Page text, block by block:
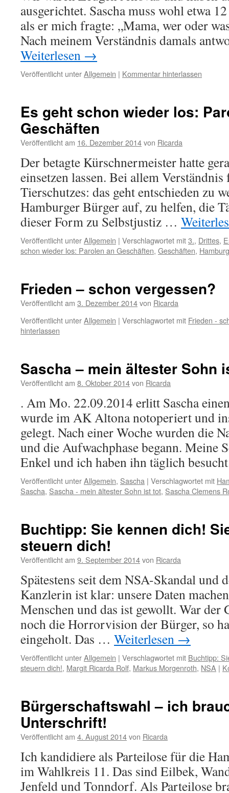
ausgerichtet. Sascha muss wohl etwa
als er mich fragte: „Mama, wer oder
Nach meinem Verständnis damals
Weiterlesen →
Veröffentlicht unterAllgemein | Kommentar hinterlassen
Es geht schon wieder los:
Geschäften
Veröffentlicht am 16. Dezember 2014von Ricarda
Der betagte Kürschnermeister hatte
einsetzen lassen. Bei allem
Tierschutzes: das geht entschieden zu
Hamburger Bürger auf, zu helfen, die
dieser Form zu Selbstjustiz …
Veröffentlicht unterAllgemein | Verschlagwortet mit3., Drittes,
schon wieder los: Parolen an Geschäften, Geschäften, Hamburg
Frieden – schon vergessen?
Veröffentlicht am 3. Dezember 2014von Ricarda
Veröffentlicht unterAllgemein | Verschlagwortet mit Frieden -
hinterlassen
Sascha – mein ältester Sohn
Veröffentlicht am 8. Oktober 2014von Ricarda
. Am Mo. 22.09.2014 erlitt Sascha
wurde im AK Altona notoperiert und
gelegt. Nach einer Woche wurden die
und die Aufwachphase begann. Meine
Enkel und ich haben ihn täglich
Veröffentlicht unterAllgemein, Sascha | Verschlagwortet mit
Sascha, Sascha - mein ältester Sohn ist tot, Sascha Clemens
Buchtipp: Sie kennen dich!
steuern dich!
Veröffentlicht am 9. September 2014von Ricarda
Spätestens seit dem NSA-Skandal und
Kanzlerin ist klar: unsere Daten
Menschen und das ist gewollt. War der
noch die Horrorvision der Bürger, so
eingeholt. Das … Weiterlesen →
Veröffentlicht unterAllgemein | Verschlagwortet mit Buchtipp:
steuern dich!, Margit Ricarda Rolf, Markus Morgenroth, NSA |
Bürgerschaftswahl – ich
Unterschrift!
Veröffentlicht am 4. August 2014von Ricarda
Ich kandidiere als Parteilose für die
im Wahlkreis 11. Das sind Eilbek,
Jenfeld und Tonndorf. Als Parteilose